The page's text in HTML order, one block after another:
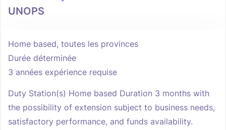
UNOPS
Home based, toutes les provinces
Durée déterminée
3 années expérience requise
Duty Station(s) Home based Duration 3 months with
the possibility of extension subject to business needs,
satisfactory performance, and funds availability.